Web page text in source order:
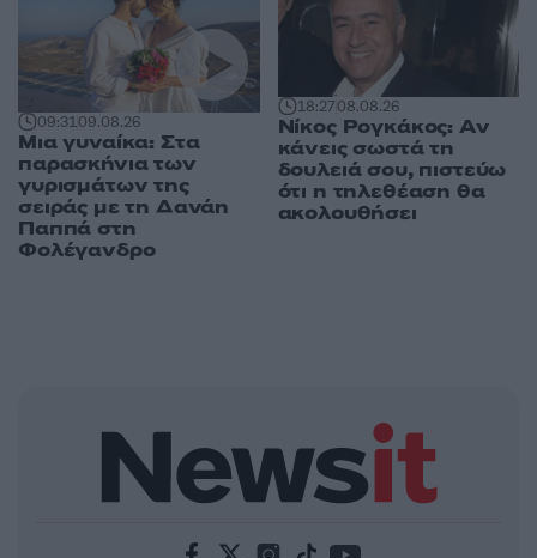
09:3109.08.26
Μια γυναίκα: Στα
παρασκήνια των
γυρισμάτων της
σειράς με τη Δανάη
Παππά στη
Φολέγανδρο
18:2708.08.26
Νίκος Ρογκάκος: Αν
κάνεις σωστά τη
δουλειά σου, πιστεύω
ότι η τηλεθέαση θα
ακολουθήσει